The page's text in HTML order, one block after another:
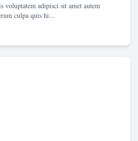
voluptatem adipisci sit amet autem
culpa quis hi...